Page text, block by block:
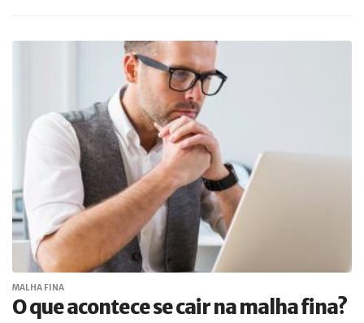
MALHA FINA
O que acontece se cair na malha fina?